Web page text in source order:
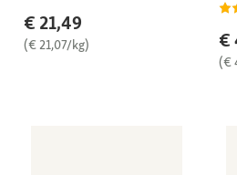
€ 21,49
(€ 21,07/kg) €
(€